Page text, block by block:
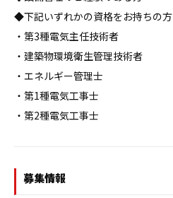
◆下記いずれかの資格をお持ちの方
・第3種電気主任技術者
・建築物環境衛生管理技術者
・エネルギー管理士
・第1種電気工事士
・第2種電気工事士
募集情報